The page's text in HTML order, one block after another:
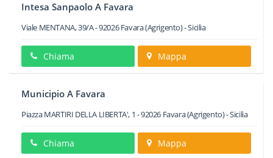
Intesa Sanpaolo A Favara
Viale MENTANA, 39/A-92026 Favara(Agrigento) -Sicilia
Chiama Mappa
Municipio A Favara
Piazza MARTIRI DELLA LIBERTA', 1 -92026 Favara(Agrigento) -Sicilia
Chiama Mappa